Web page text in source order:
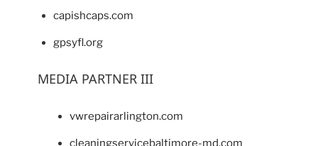
capishcaps.com
gpsyfl.org
MEDIA PARTNER III
vwrepairarlington.com
cleaningservicebaltimore-md.com